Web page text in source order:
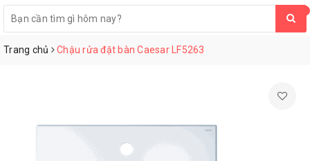
Trang chủ Chậu rửa đặt bàn Caesar LF5263